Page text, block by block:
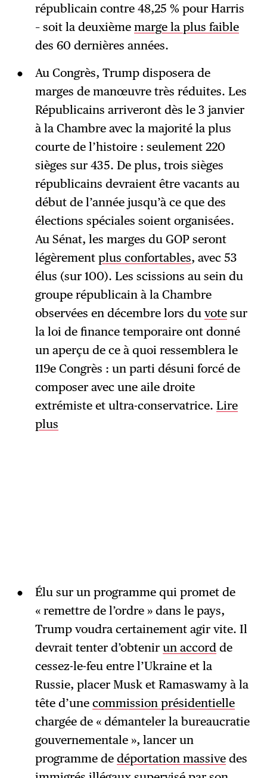
républicain contre 48,25 % pour Harris
– soit la deuxième marge la plus faible
des 60 dernières années.
Au Congrès, Trump disposera de
marges de manœuvre très réduites. Les
Républicains arriveront dès le 3 janvier
à la Chambre avec la majorité la plus
courte de l’histoire : seulement 220
sièges sur 435. De plus, trois sièges
républicains devraient être vacants au
début de l’année jusqu’à ce que des
élections spéciales soient organisées.
Au Sénat, les marges du GOP seront
légèrement plus confortables, avec 53
élus (sur 100). Les scissions au sein du
groupe républicain à la Chambre
observées en décembre lors du votesur
la loi de finance temporaire ont donné
un aperçu de ce à quoi ressemblera le
119e Congrès : un parti désuni forcé de
composer avec une aile droite
extrémiste et ultra-conservatrice. Lire
plus
Élu sur un programme qui promet de
« remettre de l’ordre » dans le pays,
Trump voudra certainement agir vite. Il
devrait tenter d’obtenir un accord de
cessez-le-feu entre l’Ukraine et la
Russie, placer Musk et Ramaswamy à la
tête d’une commission présidentielle
chargée de « démanteler la bureaucratie
gouvernementale », lancer un
programme de déportation massivedes